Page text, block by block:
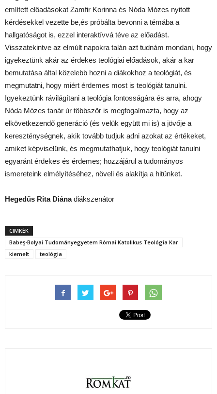
említett előadásokat Zamfir Korinna és Nóda Mózes nyitott
kérdésekkel vezette be,és próbálta bevonni a témába a
hallgatóságot is, ezzel interaktívvá téve az előadást.
Visszatekintve az elmúlt napokra talán azt tudnám mondani, hogy
igyekeztünk akár az érdekes teológiai előadások, akár a kar
bemutatása által közelebb hozni a diákokhoz a teológiát, és
megmutatni, hogy miért érdemes most is teológiát tanulni.
Igyekeztünk rávilágítani a teológia fontosságára és arra, ahogy
Nóda Mózes tanár úr többször is megfogalmazta, hogy az
elkövetkezendő generáció (és velük együtt mi is) a jövője a
kereszténységnek, akik tovább tudjuk adni azokat az értékeket,
amiket képviselünk, és megmutathatjuk, hogy teológiát tanulni
egyaránt érdekes és érdemes; hozzájárul a tudományos
ismereteink elmélyítéséhez, növeli és alakítja a hitünket.
Hegedűs Rita Diánadiákszenátor
CIMKÉK
Babeş-Bolyai Tudományegyetem Római Katolikus Teológia Kar
kiemelt
teológia